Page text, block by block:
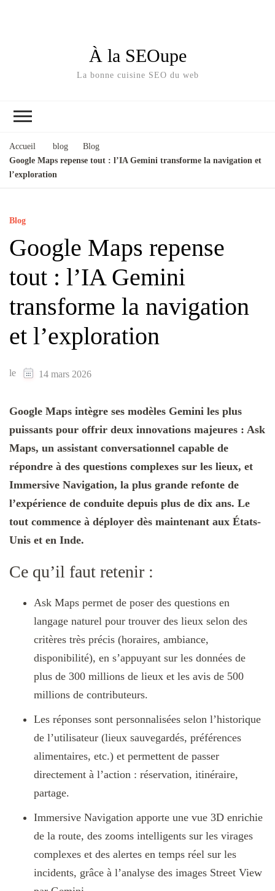
À la SEOupe
La bonne cuisine SEO du web
Accueil blog
Blog
Google Maps repense tout : l’IA Gemini transforme la navigation et
l’exploration
Blog
Google Maps repense
tout : l’IA Gemini
transforme la navigation
et l’exploration
le 14 mars 2026
Google Maps intègre ses modèles Gemini les plus
puissants pour offrir deux innovations majeures : Ask
Maps, un assistant conversationnel capable de
répondre à des questions complexes sur les lieux, et
Immersive Navigation, la plus grande refonte de
l’expérience de conduite depuis plus de dix ans. Le
tout commence à déployer dès maintenant aux États-
Unis et en Inde.
Ce qu’il faut retenir :
Ask Maps permet de poser des questions en
langage naturel pour trouver des lieux selon des
critères très précis (horaires, ambiance,
disponibilité), en s’appuyant sur les données de
plus de 300 millions de lieux et les avis de 500
millions de contributeurs.
Les réponses sont personnalisées selon l’historique
de l’utilisateur (lieux sauvegardés, préférences
alimentaires, etc.) et permettent de passer
directement à l’action : réservation, itinéraire,
partage.
Immersive Navigation apporte une vue 3D enrichie
de la route, des zooms intelligents sur les virages
complexes et des alertes en temps réel sur les
incidents, grâce à l’analyse des images Street View